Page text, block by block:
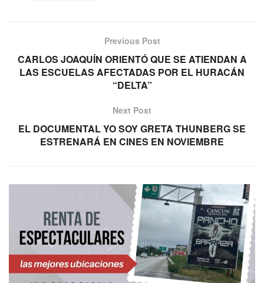
Previous Post
CARLOS JOAQUÍN ORIENTÓ QUE SE ATIENDAN A
LAS ESCUELAS AFECTADAS POR EL HURACÁN
“DELTA”
Next Post
EL DOCUMENTAL YO SOY GRETA THUNBERG SE
ESTRENARÁ EN CINES EN NOVIEMBRE